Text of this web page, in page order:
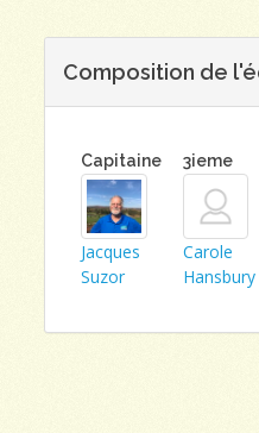
Composition de
Capitaine
Jacques
Suzor
3ieme
Carole
Hansbury